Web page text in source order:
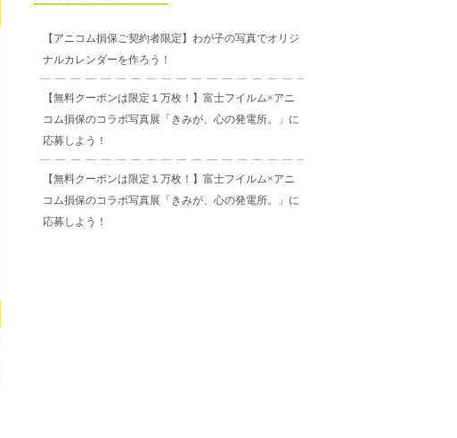
【アニコム損保ご契約者限定】わが子の写真でオリジ
ナルカレンダーを作ろう！
【無料クーポンは限定１万枚！】富士フイルム×アニ
コム損保のコラボ写真展「きみが、心の発電所。」に
応募しよう！
【無料クーポンは限定１万枚！】富士フイルム×アニ
コム損保のコラボ写真展「きみが、心の発電所。」に
応募しよう！